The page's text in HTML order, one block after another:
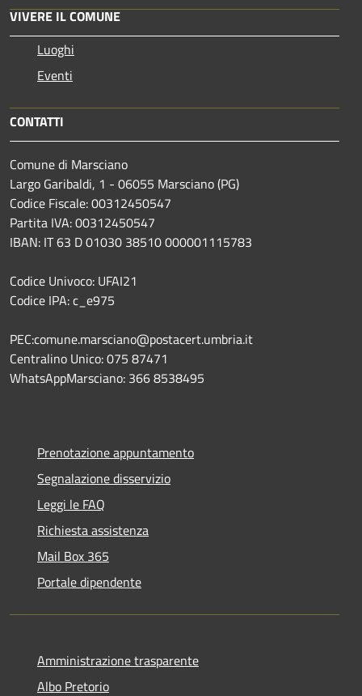
VIVERE IL COMUNE
Luoghi
Eventi
CONTATTI
Comune di Marsciano
Largo Garibaldi, 1 - 06055 Marsciano (PG)
Codice Fiscale: 00312450547
Partita IVA: 00312450547
IBAN: IT 63 D 01030 38510 000001115783
Codice Univoco: UFAI21
Codice IPA: c_e975
PEC:comune.marsciano@postacert.umbria.it
Centralino Unico: 075 87471
WhatsAppMarsciano: 366 8538495
Prenotazione appuntamento
Segnalazione disservizio
Leggi le FAQ
Richiesta assistenza
Mail Box 365
Portale dipendente
Amministrazione trasparente
Albo Pretorio